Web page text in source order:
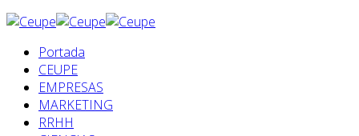
Portada
CEUPE
EMPRESAS
MARKETING
RRHH